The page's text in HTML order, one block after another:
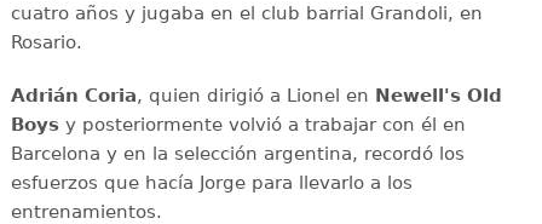
cuatro años y jugaba en el club barrial Grandoli, en
Rosario.
Adrián Coria, quien dirigió a Lionel en Newell's Old
Boysy posteriormente volvió a trabajar con él en
Barcelona y en la selección argentina, recordó los
esfuerzos que hacía Jorge para llevarlo a los
entrenamientos.